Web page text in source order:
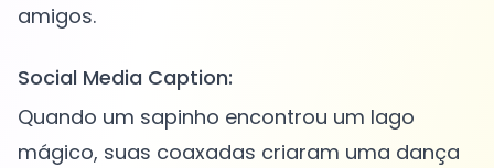
Social Media Caption:
Quando um sapinho encontrou um lago
mágico, suas coaxadas criaram uma dança